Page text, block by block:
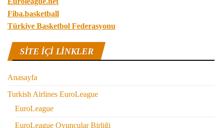
Fiba.basketball
Türkiye Basketbol Federasyonu
SITE IÇI LINKLER
Anasayfa
Turkish Airlines EuroLeague
EuroLeague
EuroLeague Oyuncular Birliği